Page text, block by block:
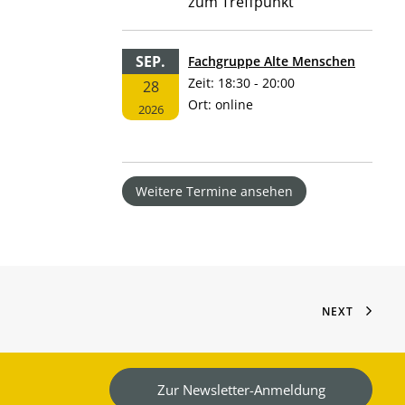
SEP.
28
2026
Fachgruppe Alte Menschen
Zeit: 18:30 - 20:00
Ort: online
Weitere Termine ansehen
NEXT
Zur Newsletter-Anmeldung